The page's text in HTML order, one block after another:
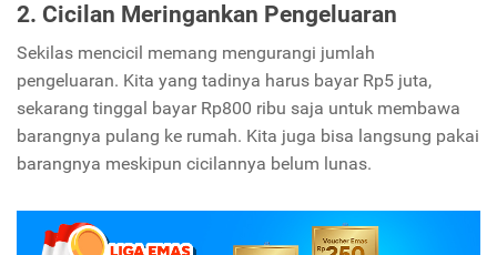
2. Cicilan Meringankan Pengeluaran
Sekilas mencicil memang mengurangi jumlah
pengeluaran. Kita yang tadinya harus bayar Rp5 juta,
sekarang tinggal bayar Rp800 ribu saja untuk membawa
barangnya pulang ke rumah. Kita juga bisa langsung pakai
barangnya meskipun cicilannya belum lunas.